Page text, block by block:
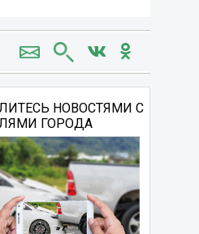
НОВОСТЯМИ С
ГОРОДА